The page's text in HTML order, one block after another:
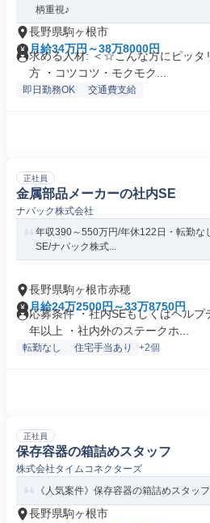
柄重視♪
長野県駒ヶ根市
月給34万円～38万8000円
求める人材: ＜☆こんな方にピッ
方 ・コツコツ・モクモク...
即日勤務OK 交通費支給
正社員
金属部品メーカーの社内SE
ナパック株式会社
年収390～550万円/年休122日・転勤な
SE/ナパック株式...
長野県駒ヶ根市赤穂
月給24万2500円～33万8750円
応募条件 ・社内SEもしくはヘル
年以上 ・社内外のステークホ...
転勤なし 住宅手当あり +2個
正社員
保存容器の箱詰めスタッフ
株式会社タイムコネクターズ
《人気案件》保存容器の箱詰めスタッ
長野県駒ヶ根市